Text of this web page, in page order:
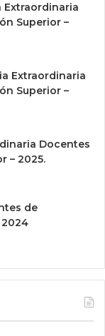
Extraordinaria
Superior –
Extraordinaria
Superior –
Docentes
– 2025.
de